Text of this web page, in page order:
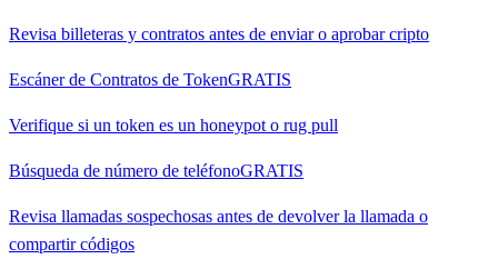
Revisa billeteras y contratos antes de enviar o aprobar cripto
Escáner de Contratos de TokenGRATIS
Verifique si un token es un honeypot o rug pull
Búsqueda de número de teléfonoGRATIS
Revisa llamadas sospechosas antes de devolver la llamada o
compartir códigos